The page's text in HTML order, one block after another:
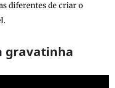
diferentes de criar o
gravatinha